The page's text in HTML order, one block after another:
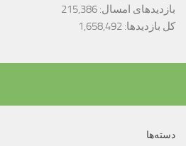
بازدیدهای امسال: 215,386
کل بازدیدها: 1,658,492
دسته‌ها